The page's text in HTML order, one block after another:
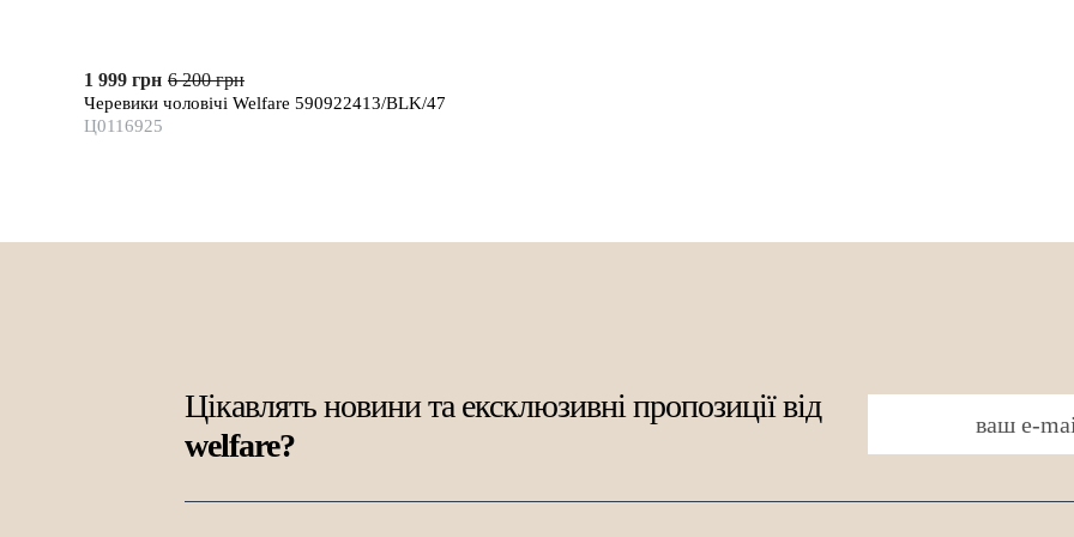
1 999 грн 6 200 грн
Черевики чоловічі Welfare 590922413/BLK/47
Ц0116925
Цікавлять новини та ексклюзивні пропозиції від
welfare?